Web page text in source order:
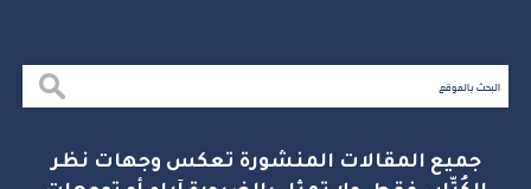
جميع المقالات المنشورة تعكس وجهات نظر